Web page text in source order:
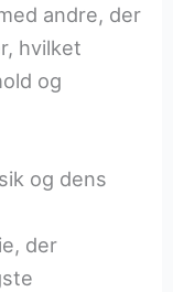
andre, der
hvilket
og
og dens
der